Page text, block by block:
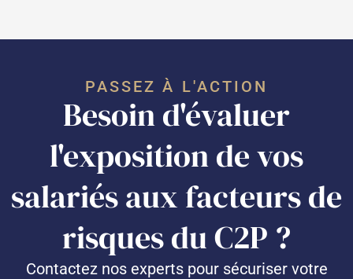
PASSEZ À L'ACTION
Besoin d'évaluer
l'exposition de vos
salariés aux facteurs de
risques du C2P ?
Contactez nos experts pour sécuriser votre